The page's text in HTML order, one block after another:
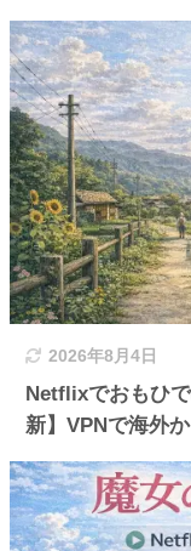
2026年8月4日
Netflixでおもひ
新】VPNで海外